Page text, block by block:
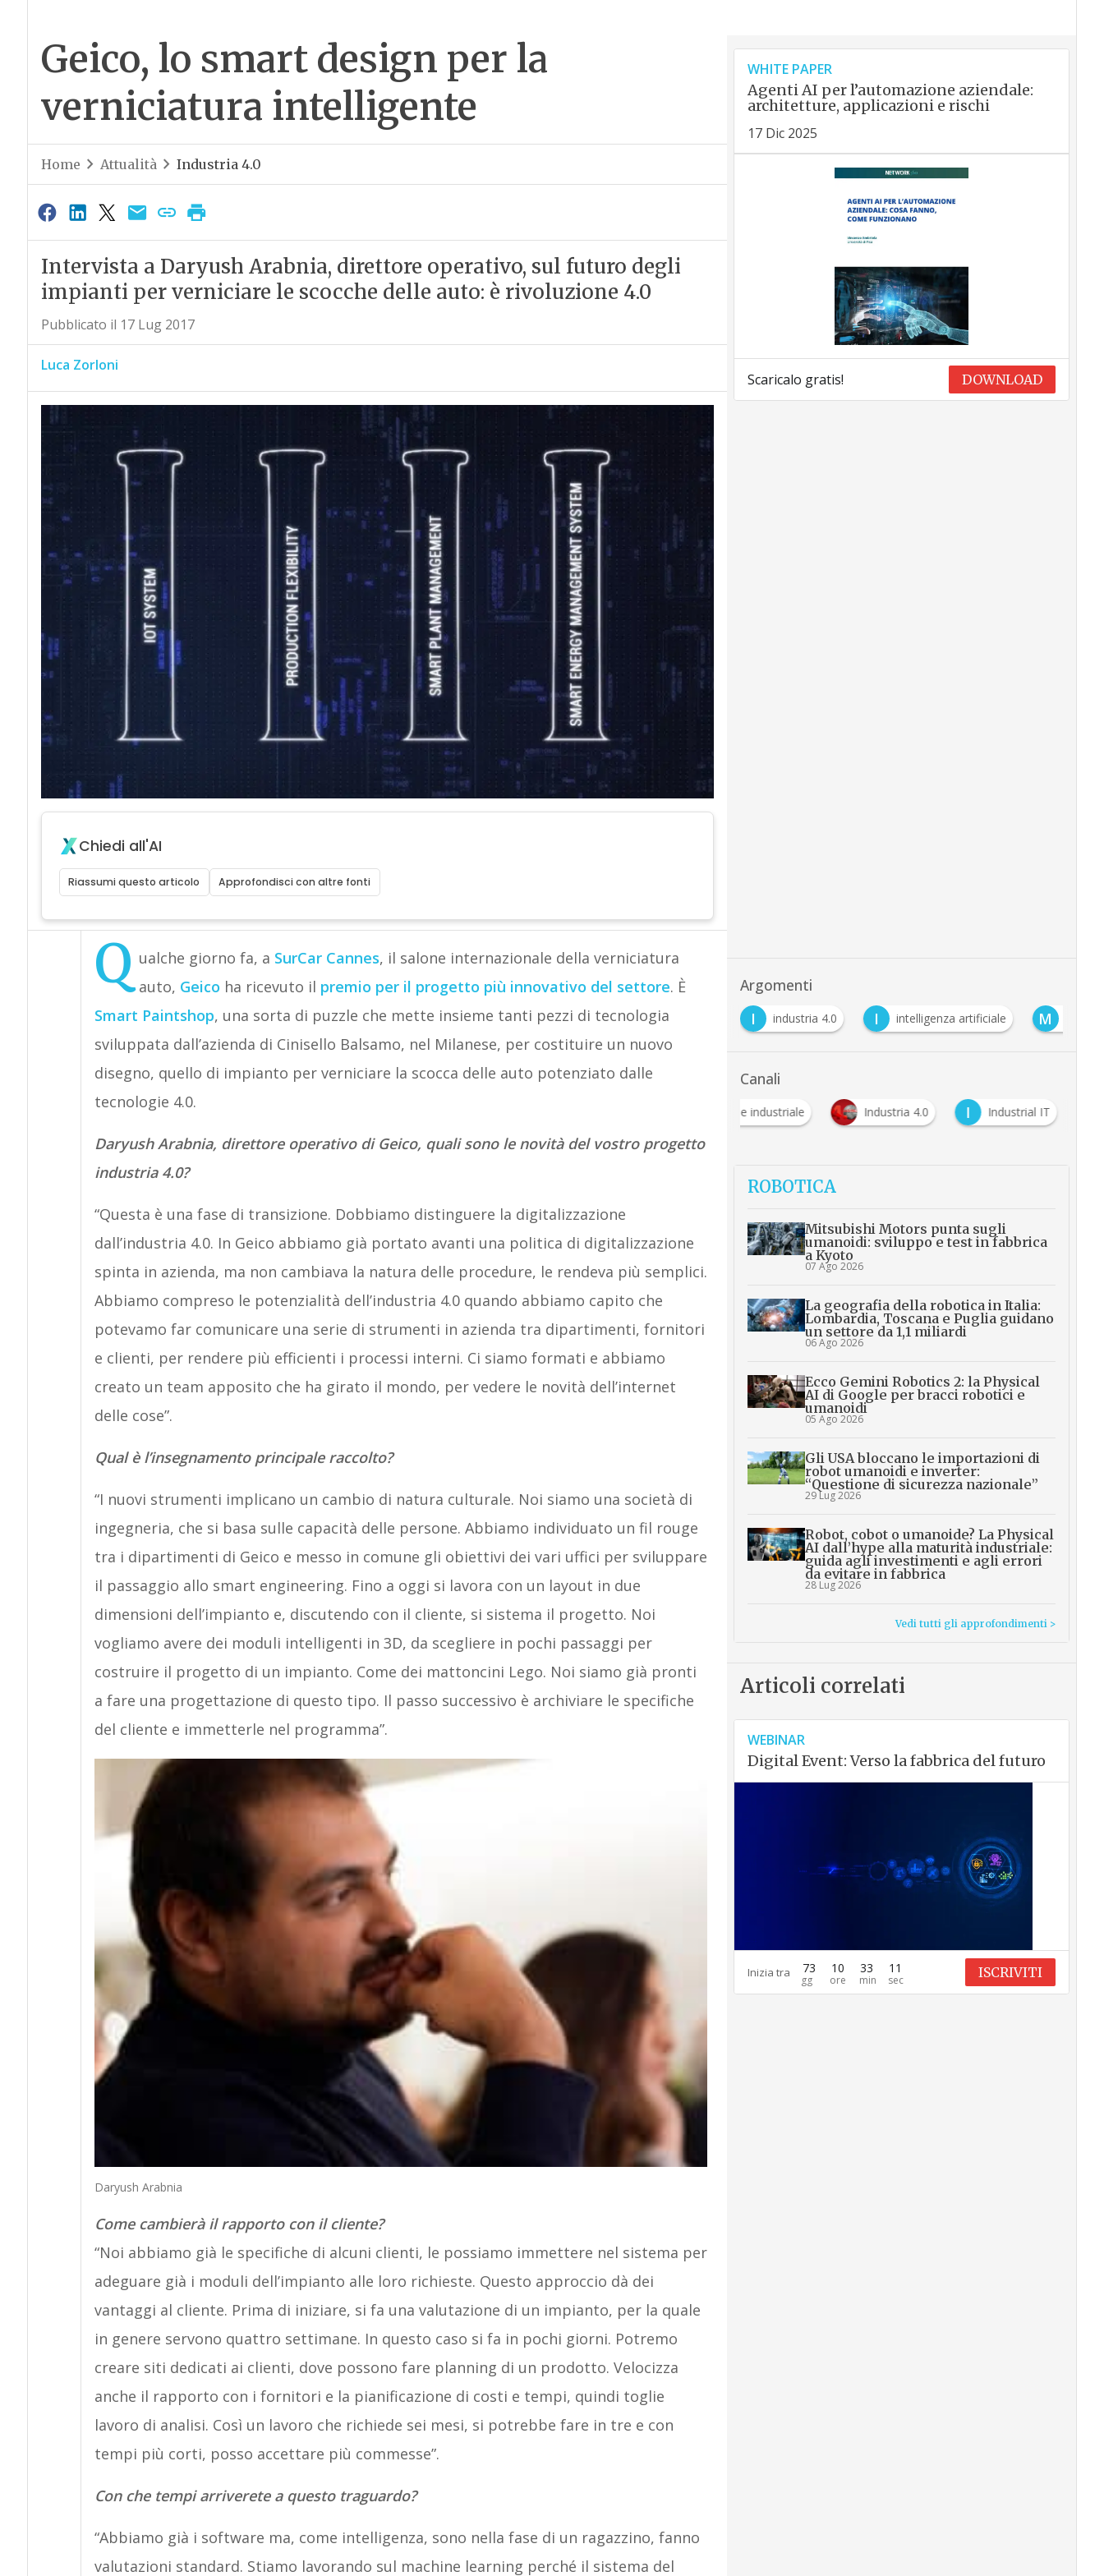
Geico, lo smart design per la
verniciatura intelligente
Home Attualità Industria 4.0
Intervista a Daryush Arabnia, direttore operativo, sul futuro degli
impianti per verniciare le scocche delle auto: è rivoluzione 4.0
Pubblicato il 17 Lug 2017
Luca Zorloni
Chiedi all'AI
Riassumi questo articolo Approfondisci con altre fonti
Q ualche giorno fa, a SurCar Cannes, il salone internazionale della verniciatura
auto, Geico ha ricevuto il premio per il progetto più innovativo del settore. È
Smart Paintshop, una sorta di puzzle che mette insieme tanti pezzi di tecnologia
sviluppata dall’azienda di Cinisello Balsamo, nel Milanese, per costituire un nuovo
disegno, quello di impianto per verniciare la scocca delle auto potenziato dalle
tecnologie 4.0.
Daryush Arabnia, direttore operativo di Geico, quali sono le novità del vostro progetto
industria 4.0?
“Questa è una fase di transizione. Dobbiamo distinguere la digitalizzazione
dall’industria 4.0. In Geico abbiamo già portato avanti una politica di digitalizzazione
spinta in azienda, ma non cambiava la natura delle procedure, le rendeva più semplici.
Abbiamo compreso le potenzialità dell’industria 4.0 quando abbiamo capito che
potevamo far comunicare una serie di strumenti in azienda tra dipartimenti, fornitori
e clienti, per rendere più efficienti i processi interni. Ci siamo formati e abbiamo
creato un team apposito che ha girato il mondo, per vedere le novità dell’internet
delle cose”.
Qual è l’insegnamento principale raccolto?
“I nuovi strumenti implicano un cambio di natura culturale. Noi siamo una società di
ingegneria, che si basa sulle capacità delle persone. Abbiamo individuato un fil rouge
tra i dipartimenti di Geico e messo in comune gli obiettivi dei vari uffici per sviluppare
il passaggio allo smart engineering. Fino a oggi si lavora con un layout in due
dimensioni dell’impianto e, discutendo con il cliente, si sistema il progetto. Noi
vogliamo avere dei moduli intelligenti in 3D, da scegliere in pochi passaggi per
costruire il progetto di un impianto. Come dei mattoncini Lego. Noi siamo già pronti
a fare una progettazione di questo tipo. Il passo successivo è archiviare le specifiche
del cliente e immetterle nel programma”.
Daryush Arabnia
Come cambierà il rapporto con il cliente?
“Noi abbiamo già le specifiche di alcuni clienti, le possiamo immettere nel sistema per
adeguare già i moduli dell’impianto alle loro richieste. Questo approccio dà dei
vantaggi al cliente. Prima di iniziare, si fa una valutazione di un impianto, per la quale
in genere servono quattro settimane. In questo caso si fa in pochi giorni. Potremo
creare siti dedicati ai clienti, dove possono fare planning di un prodotto. Velocizza
anche il rapporto con i fornitori e la pianificazione di costi e tempi, quindi toglie
lavoro di analisi. Così un lavoro che richiede sei mesi, si potrebbe fare in tre e con
tempi più corti, posso accettare più commesse”.
Con che tempi arriverete a questo traguardo?
“Abbiamo già i software ma, come intelligenza, sono nella fase di un ragazzino, fanno
valutazioni standard. Stiamo lavorando sul machine learning perché il sistema del
WHITE PAPER
Agenti AI per l’automazione aziendale:
architetture, applicazioni e rischi
17 Dic 2025
Scaricalo gratis! DOWNLOAD
Argomenti
A
automotive I industria 4.0 I intelligenza artificiale M
Canali
Automazione industriale Industria 4.0 I Industrial IT
ROBOTICA
Mitsubishi Motors punta sugli
umanoidi: sviluppo e test in fabbrica
a Kyoto
07 Ago 2026
La geografia della robotica in Italia:
Lombardia, Toscana e Puglia guidano
un settore da 1,1 miliardi
06 Ago 2026
Ecco Gemini Robotics 2: la Physical
AI di Google per bracci robotici e
umanoidi
05 Ago 2026
Gli USA bloccano le importazioni di
robot umanoidi e inverter:
“Questione di sicurezza nazionale”
29 Lug 2026
Robot, cobot o umanoide? La Physical
AI dall’hype alla maturità industriale:
guida agli investimenti e agli errori
da evitare in fabbrica
28 Lug 2026
Vedi tutti gli approfondimenti >
Articoli correlati
WEBINAR
Digital Event: Verso la fabbrica del futuro
Inizia tra 73 10 33 10 ISCRIVITI